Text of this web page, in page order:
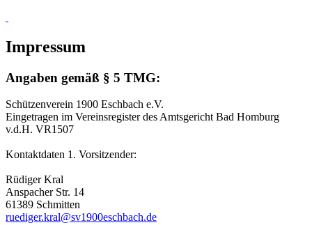
Impressum
Angaben gemäß § 5 TMG:
Schützenverein 1900 Eschbach e.V.
Eingetragen im Vereinsregister des Amtsgericht Bad Homburg
v.d.H. VR1507
Kontaktdaten 1. Vorsitzender:
Rüdiger Kral
Anspacher Str. 14
61389 Schmitten
ruediger.kral@sv1900eschbach.de